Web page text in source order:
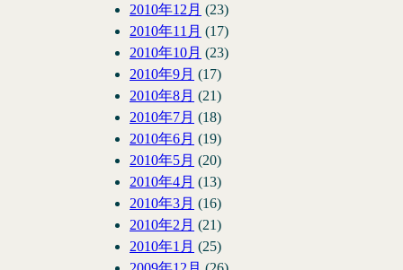
2010年12月 (23)
2010年11月 (17)
2010年10月 (23)
2010年9月 (17)
2010年8月 (21)
2010年7月 (18)
2010年6月 (19)
2010年5月 (20)
2010年4月 (13)
2010年3月 (16)
2010年2月 (21)
2010年1月 (25)